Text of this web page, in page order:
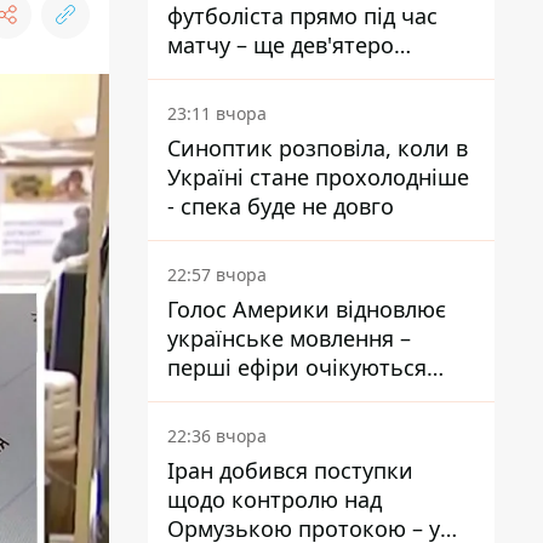
футболіста прямо під час
матчу – ще дев'ятеро
постраждали
23:11 вчора
Синоптик розповіла, коли в
Україні стане прохолодніше
- спека буде не довго
22:57 вчора
Голос Америки відновлює
українське мовлення –
перші ефіри очікуються
наступного тижня
22:36 вчора
Іран добився поступки
щодо контролю над
Ормузькою протокою – у